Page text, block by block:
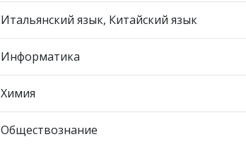
Итальянский язык, Китайский язык
Информатика
Химия
Обществознание